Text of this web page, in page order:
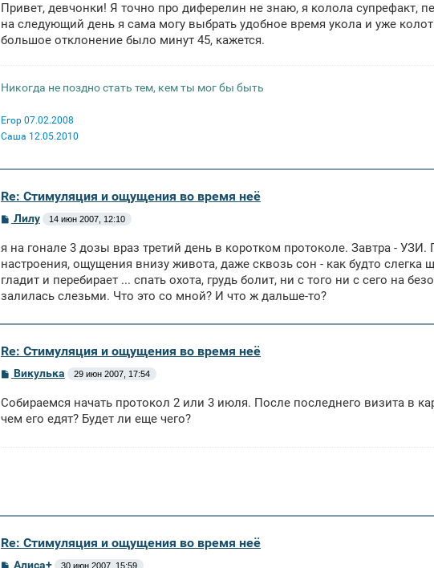
б
щ
н
Привет, девчонки! Я точно про диферелин не знаю, я колола супрефакт,
на следующий день я сама могу выбрать удобное время укола и уже
большое отклонение было минут 45, кажется.
Никогда не поздно стать тем, кем ты мог бы быть
Егор 07.02.2008
Саша 12.05.2010
Re: Стимуляция и ощущения во время неё
С
б
щ
н
и
Лилу 14 июн 2007, 12:10
я на гонале 3 дозы враз третий день в коротком протоколе. Завтра -
настроения, ощущения внизу живота, даже сквозь сон - как будто слегка
гладит и перебирает ... спать охота, грудь болит, ни с того ни с сего на
залилась слезьми. Что это со мной? И что ж дальше-то?
Re: Стимуляция и ощущения во время неё
С
б
щ
Викулька 29 июн 2007, 17:54
Собираемся начать протокол 2 или 3 июля. После последнего визита в
чем его едят? Будет ли еще чего?
Re: Стимуляция и ощущения во время неё
С
Алиса+ 30 июн 2007, 15:59